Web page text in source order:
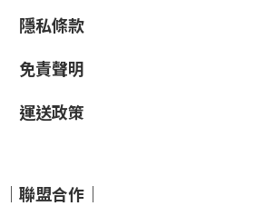
隱私條款
免責聲明
運送政策
｜聯盟合作｜